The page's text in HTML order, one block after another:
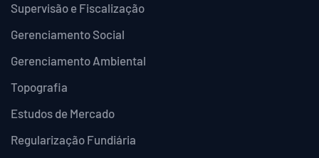
Supervisão e Fiscalização
Gerenciamento Social
Gerenciamento Ambiental
Topografia
Estudos de Mercado
Regularização Fundiária